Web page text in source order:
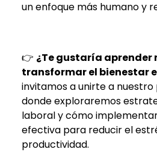
un enfoque más humano y
👉 ¿Te gustaría aprender
transformar el bienestar
invitamos a unirte a
donde exploraremos
laboral y cómo
efectiva para reducir el
productividad.